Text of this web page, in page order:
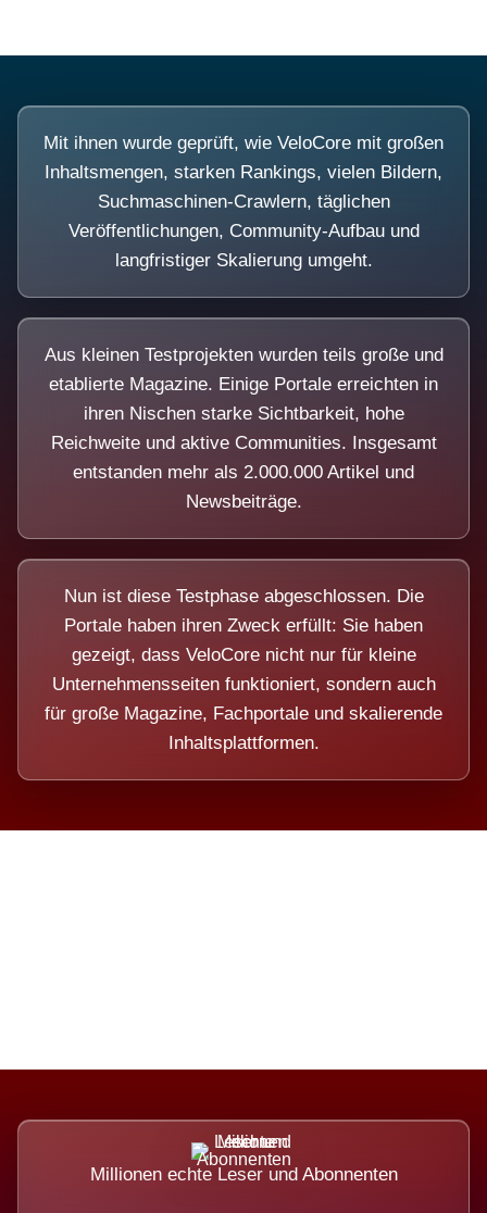
Mit ihnen wurde geprüft, wie VeloCore mit großen
Inhaltsmengen, starken Rankings, vielen Bildern,
Suchmaschinen-Crawlern, täglichen
Veröffentlichungen, Community-Aufbau und
langfristiger Skalierung umgeht.
Aus kleinen Testprojekten wurden teils große und
etablierte Magazine. Einige Portale erreichten in
ihren Nischen starke Sichtbarkeit, hohe
Reichweite und aktive Communities. Insgesamt
entstanden mehr als 2.000.000 Artikel und
Newsbeiträge.
Nun ist diese Testphase abgeschlossen. Die
Portale haben ihren Zweck erfüllt: Sie haben
gezeigt, dass VeloCore nicht nur für kleine
Unternehmensseiten funktioniert, sondern auch
für große Magazine, Fachportale und skalierende
Inhaltsplattformen.
Millionen echte Leser und Abonnenten